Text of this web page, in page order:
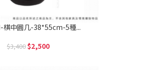
棋中圓几-38*55cm-5種...
3,400 2,500